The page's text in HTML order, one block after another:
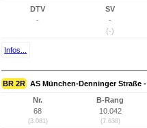
DTV
-
SV
-
(-)
Infos...
BR 2R AS München-Denninger Straße
Nr.
68
(3.081)
B-Rang
10.042
(7.638)